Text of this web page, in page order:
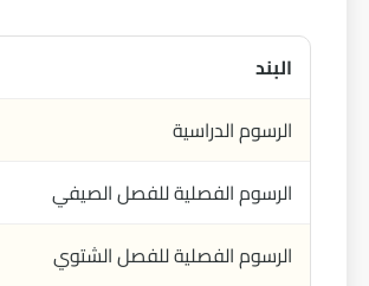
البند
الرسوم الدراسية
الرسوم الفصلية للفصل الصيفي
الرسوم الفصلية للفصل الشتوي